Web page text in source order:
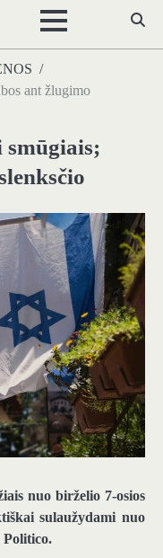
ant žlugimo
smūgiais;
nuo birželio 7-osios
sulaužydami nuo
Politico.